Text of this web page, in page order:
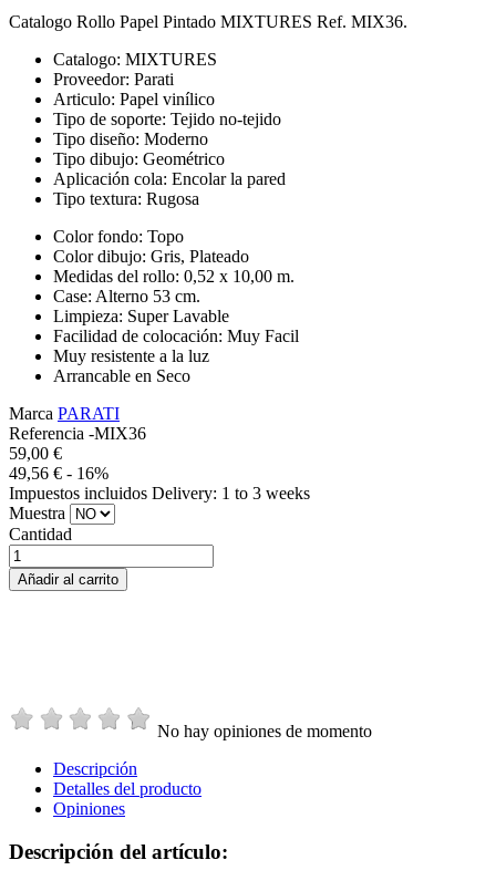
Catalogo Rollo Papel Pintado MIXTURES Ref. MIX36.
Catalogo: MIXTURES
Proveedor: Parati
Articulo: Papel vinílico
Tipo de soporte: Tejido no-tejido
Tipo diseño: Moderno
Tipo dibujo: Geométrico
Aplicación cola: Encolar la pared
Tipo textura: Rugosa
Color fondo: Topo
Color dibujo: Gris, Plateado
Medidas del rollo: 0,52 x 10,00 m.
Case: Alterno 53 cm.
Limpieza: Super Lavable
Facilidad de colocación: Muy Facil
Muy resistente a la luz
Arrancable en Seco
Marca PARATI
Referencia -MIX36
59,00 €
49,56 € - 16%
Impuestos incluidos Delivery: 1 to 3 weeks
Muestra
Cantidad
Añadir al carrito
No hay opiniones de momento
Descripción
Detalles del producto
Opiniones
Descripción del artículo: